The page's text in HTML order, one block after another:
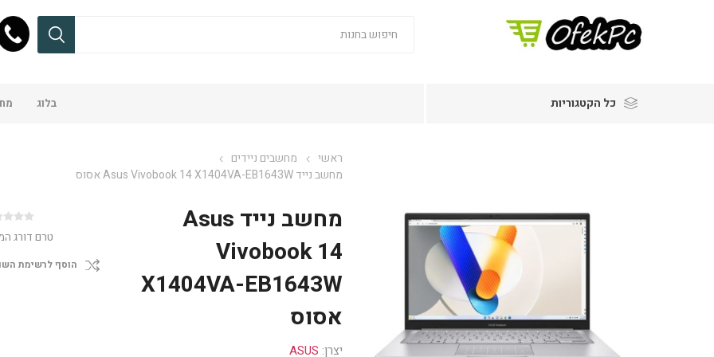
כל הקטגוריות בלוג
ראשי
מחשבים ניידים
מחשב נייד Asus Vivobook 14 X1404VA-EB1643W אסוס
מחשב נייד Asus
Vivobook 14
X1404VA-EB1643W
אסוס
יצרן: ASUS
טרם דורג
הוסף לרשימת